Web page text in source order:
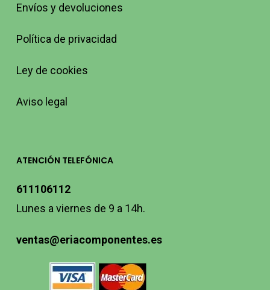
Envíos y devoluciones
Política de privacidad
Ley de cookies
Aviso legal
ATENCIÓN TELEFÓNICA
611106112
Lunes a viernes de 9 a 14h.
ventas@eriacomponentes.es